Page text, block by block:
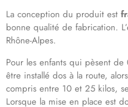
La conception du produit est
bonne qualité de fabrication.
Rhône-Alpes.
Pour les enfants qui pèsent
être installé dos à la route,
compris entre 10 et 25 kilos,
Lorsque la mise en place est